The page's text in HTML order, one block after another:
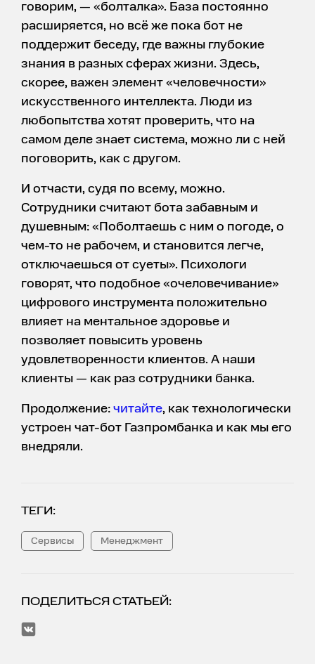
ТЕГИ:
Сервисы Менеджмент
ПОДЕЛИТЬСЯ СТАТЬЕЙ:
говорим, — «болталка». База постоянно
расширяется, но всё же пока бот не
поддержит беседу, где важны глубокие
знания в разных сферах жизни. Здесь,
скорее, важен элемент «человечности»
искусственного интеллекта. Люди из
любопытства хотят проверить, что на
самом деле знает система, можно ли с ней
поговорить, как с другом.
И отчасти, судя по всему, можно.
Сотрудники считают бота забавным и
душевным: «Поболтаешь с ним о погоде, о
чем-то не рабочем, и становится легче,
отключаешься от суеты». Психологи
говорят, что подобное «очеловечивание»
цифрового инструмента положительно
влияет на ментальное здоровье и
позволяет повысить уровень
удовлетворенности клиентов. А наши
клиенты — как раз сотрудники банка.
Продолжение: читайте, как технологически
устроен чат-бот Газпромбанка и как мы его
внедряли.